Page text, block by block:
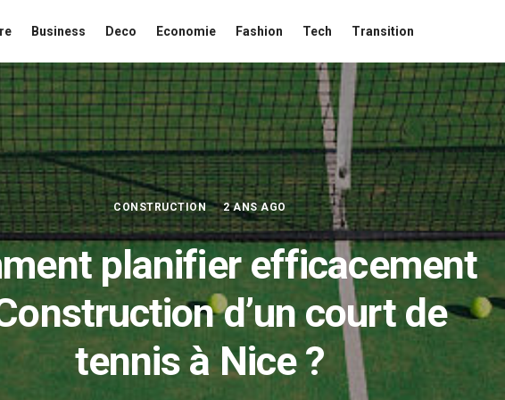
Business Deco Economie Fashion Tech Transition
CONSTRUCTION 2 ANS AGO
planifier efficacement
d’un court de
tennis à Nice ?